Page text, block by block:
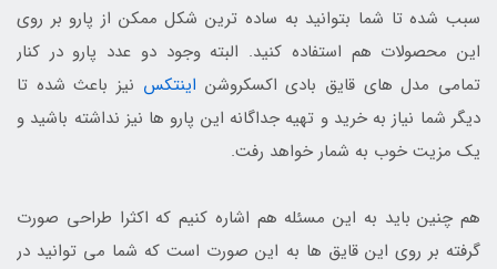
سبب شده تا شما بتوانید به ساده ترین شکل ممکن از پارو بر روی
این محصولات هم استفاده کنید. البته وجود دو عدد پارو در کنار
تمامی مدل های قایق بادی اکسکروشن اینتکس نیز باعث شده تا
دیگر شما نیاز به خرید و تهیه جداگانه این پارو ها نیز نداشته باشید و
یک مزیت خوب به شمار خواهد رفت.
هم چنین باید به این مسئله هم اشاره کنیم که اکثرا طراحی صورت
گرفته بر روی این قایق ها به این صورت است که شما می توانید در